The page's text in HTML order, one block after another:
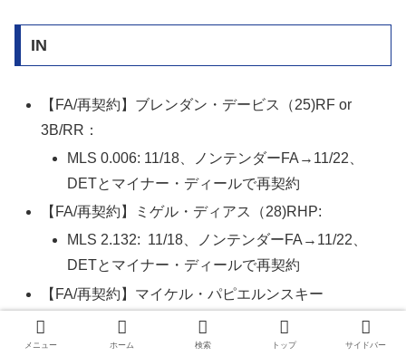
IN
【FA/再契約】ブレンダン・デービス（25)RF or
3B/RR：
MLS 0.006: 11/18、ノンテンダーFA→11/22、
DETとマイナー・ディールで再契約
【FA/再契約】ミゲル・ディアス（28)RHP:
MLS 2.132: 11/18、ノンテンダーFA→11/22、
DETとマイナー・ディールで再契約
【FA/再契約】マイケル・パピエルンスキー
（Michael Papierski/26)C/R&Both：
MLS 0.065: 11/18、ノンテンダーFA→11/23、マ
メニュー ホーム 検索 トップ サイドバー